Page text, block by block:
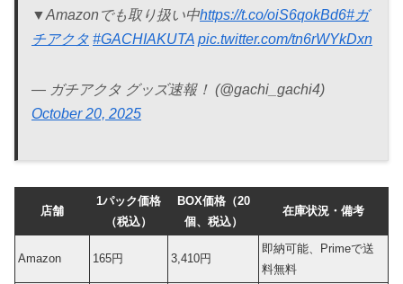
▼Amazonでも取り扱い中https://t.co/oiS6qokBd6#ガ
チアクタ #GACHIAKUTA pic.twitter.com/tn6rWYkDxn
— ガチアクタ グッズ速報！ (@gachi_gachi4)
October 20, 2025
店舗
1パック価格
（税込）
BOX価格（20
個、税込）
在庫状況・備考
Amazon 165円 3,410円
即納可能、Primeで送
料無料